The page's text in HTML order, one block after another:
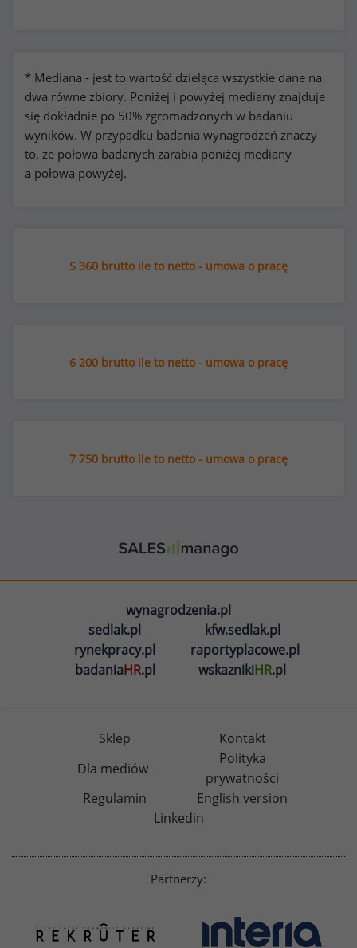
* Mediana - jest to wartość dzieląca wszystkie dane na
dwa równe zbiory. Poniżej i powyżej mediany znajduje
się dokładnie po 50% zgromadzonych w badaniu
wyników. W przypadku badania wynagrodzeń znaczy
to, że połowa badanych zarabia poniżej mediany
a połowa powyżej.
5 360 brutto ile to netto - umowa o pracę
6 200 brutto ile to netto - umowa o pracę
7 750 brutto ile to netto - umowa o pracę
wynagrodzenia.pl
sedlak.pl
kfw.sedlak.pl
rynekpracy.pl
raportyplacowe.pl
badaniaHR.pl wskaznikiHR.pl
Sklep
Kontakt
Dla mediów
Polityka
prywatności
Regulamin
English version
Linkedin
Partnerzy: